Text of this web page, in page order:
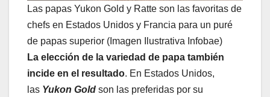
Las papas Yukon Gold y Ratte son las favoritas de
chefs en Estados Unidos y Francia para un puré
de papas superior (Imagen Ilustrativa Infobae)
La elección de la variedad de papa también
incide en el resultado. En Estados Unidos,
las Yukon Gold son las preferidas por su